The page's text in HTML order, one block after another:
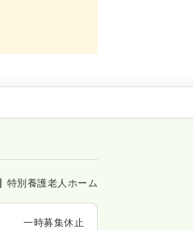
特別養護老人ホーム
一時募集休止